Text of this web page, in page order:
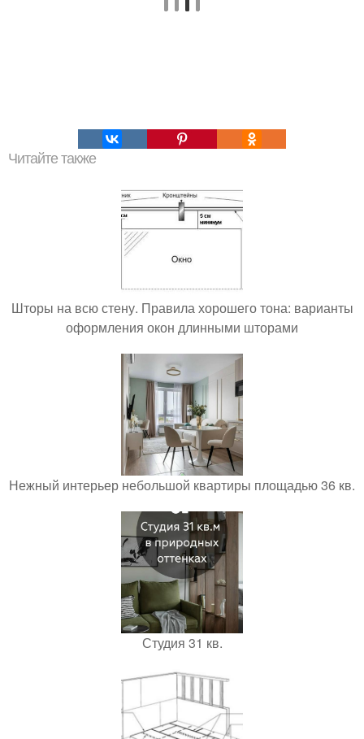
Читайте также
Шторы на всю стену. Правила хорошего тона: варианты
оформления окон длинными шторами
Нежный интерьер небольшой квартиры площадью 36 кв.
Студия 31 кв.